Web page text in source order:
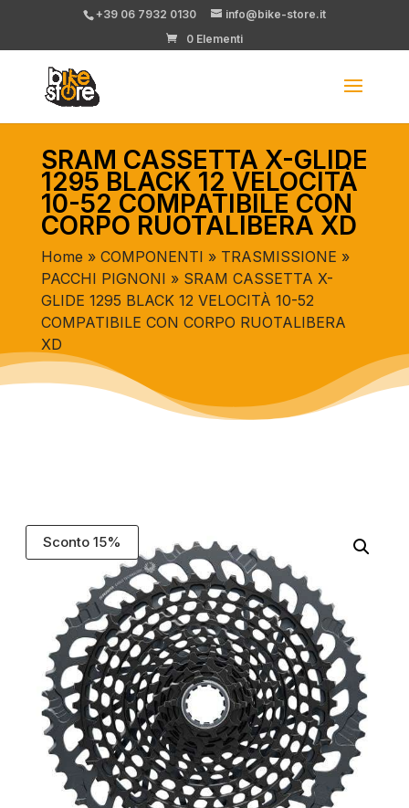
+39 06 7932 0130
info@bike-store.it
0 Elementi
SRAM CASSETTA X-GLIDE
1295 BLACK 12 VELOCITÀ
10-52 COMPATIBILE CON
CORPO RUOTALIBERA XD
Home » COMPONENTI » TRASMISSIONE »
PACCHI PIGNONI » SRAM CASSETTA X-
GLIDE 1295 BLACK 12 VELOCITÀ 10-52
COMPATIBILE CON CORPO RUOTALIBERA
XD
Sconto 15%